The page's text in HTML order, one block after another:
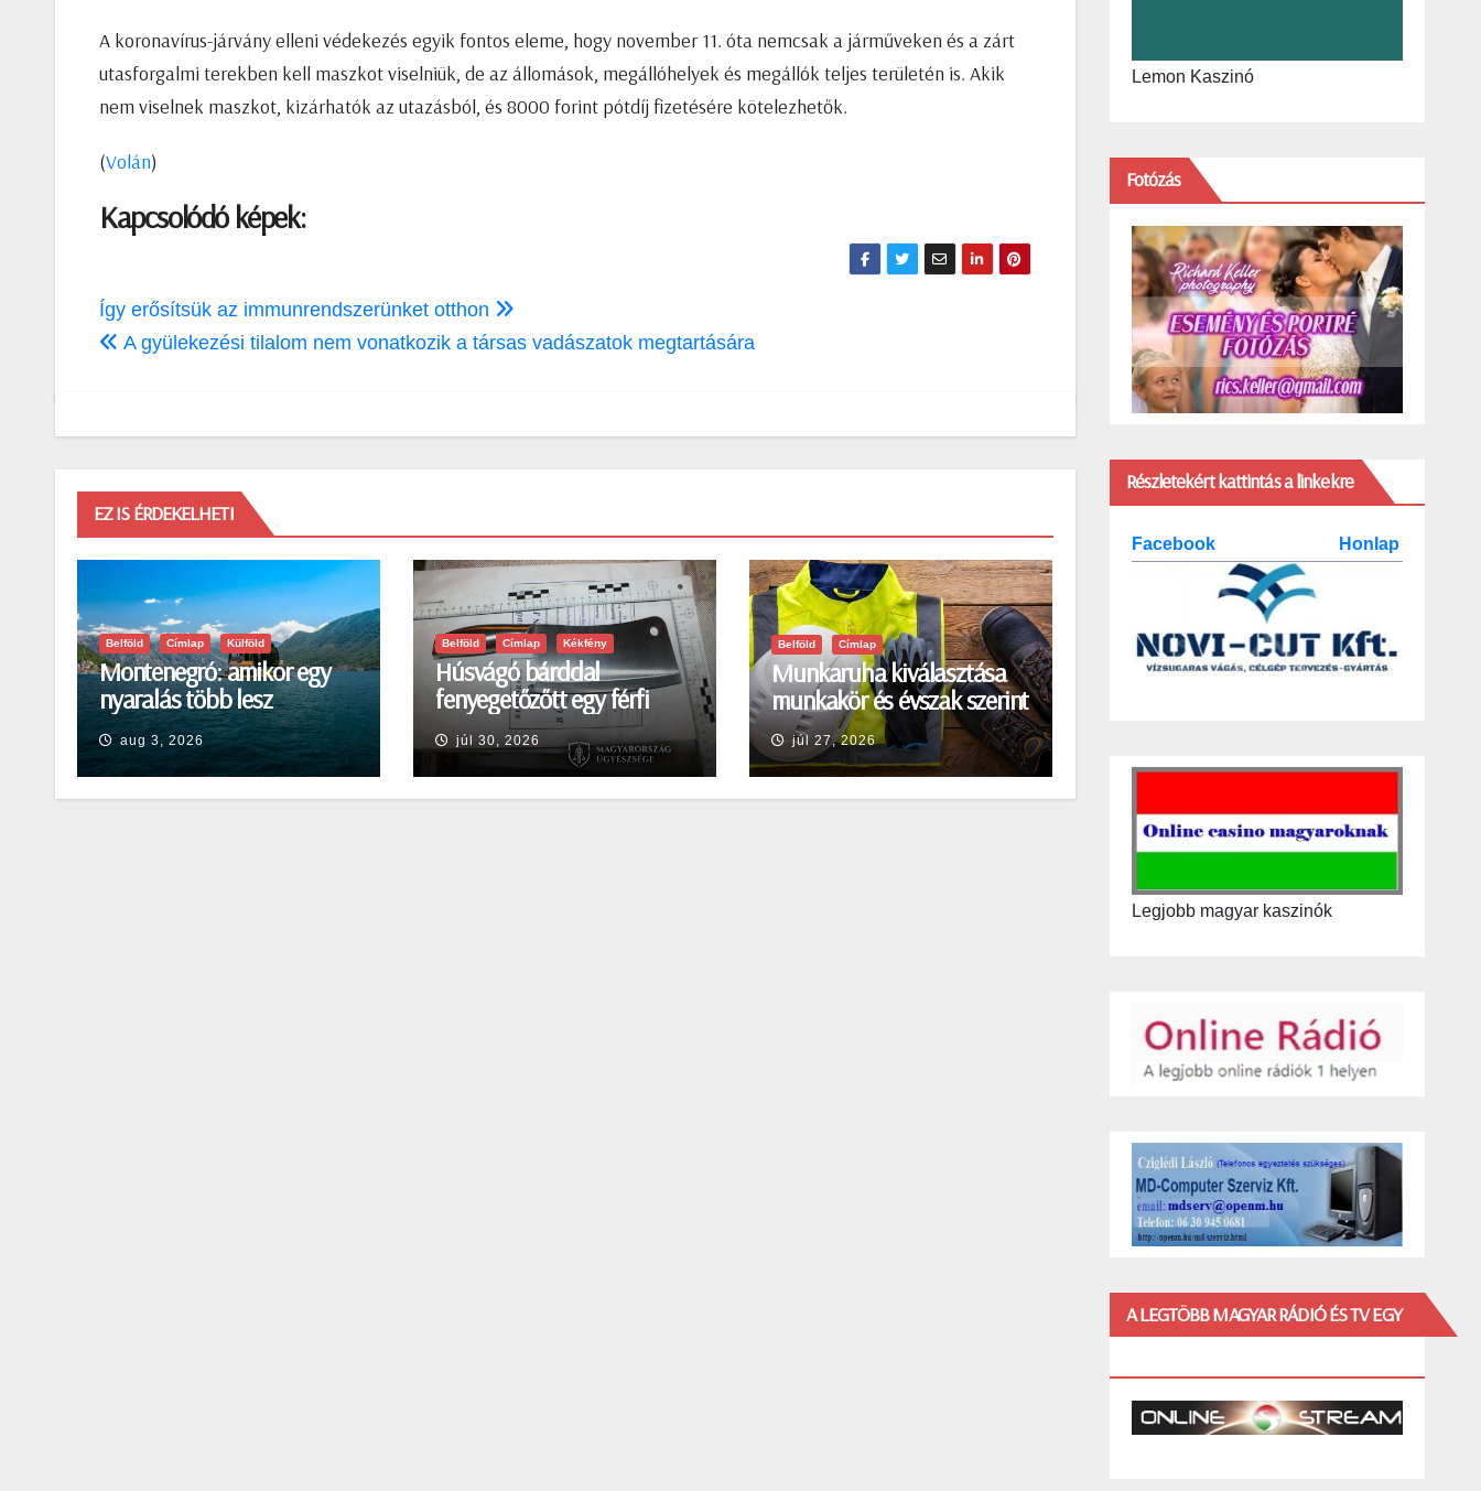
A koronavírus-járvány elleni védekezés egyik fontos eleme, hogy november 11. óta nemcsak a járműveken és a zárt
utasforgalmi terekben kell maszkot viselniük, de az állomások, megállóhelyek és megállók teljes területén is. Akik
nem viselnek maszkot, kizárhatók az utazásból, és 8000 forint pótdíj fizetésére kötelezhetők.
(Volán)
Kapcsolódó képek:
Bejegyzés
navigáció
Így erősítsük az immunrendszerünket otthon
A gyülekezési tilalom nem vonatkozik a társas vadászatok megtartására
EZ IS ÉRDEKELHETI
Belföld Címlap Külföld
Montenegró: amikor egy
nyaralás több lesz
egyszerű pihenésnél
aug 3, 2026
Belföld Címlap Kékfény
Húsvágó bárddal
fenyegetőzőtt egy férfi
Egerben
júl 30, 2026
Belföld Címlap
Munkaruha kiválasztása
munkakör és évszak szerint
júl 27, 2026
Lemon Kaszinó
Fotózás
Részletekért kattintás a linkekre
Facebook Honlap
Legjobb magyar kaszinók
A LEGTÖBB MAGYAR RÁDIÓ ÉS TV EGY